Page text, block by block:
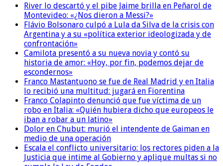
River lo descartó y el pibe Jaime brilla en Peñarol de
Montevideo: «¿Nos dieron a Messi?»
Flávio Bolsonaro culpó a Lula da Silva de la crisis con
Argentina y a su «política exterior ideologizada y de
confrontación»
Camilota presentó a su nueva novia y contó su
historia de amor: «Hoy, por fin, podemos dejar de
escondernos»
Franco Mastantuono se fue de Real Madrid y en Italia
lo recibió una multitud: jugará en Fiorentina
Franco Colapinto denunció que fue víctima de un
robo en Italia: «Quién hubiera dicho que europeos le
iban a robar a un latino»
Dolor en Chubut: murió el intendente de Gaiman en
medio de una operación
Escala el conflicto universitario: los rectores piden a la
Justicia que intime al Gobierno y aplique multas si no